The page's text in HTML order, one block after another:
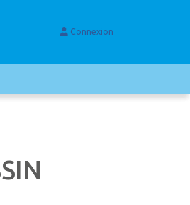
Connexion